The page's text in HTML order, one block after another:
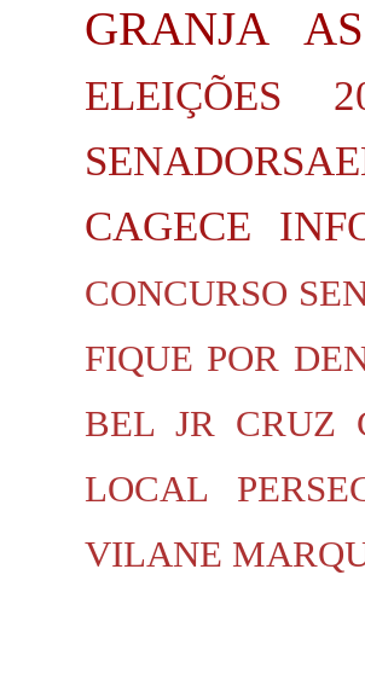
GRANJA
ELEIÇÕES
CAGECE
CONCURSO
FIQUE POR
BEL JR CRUZ
LOCAL
VILANE